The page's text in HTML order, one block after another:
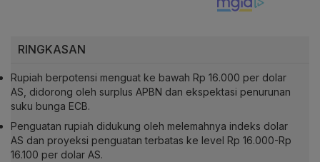
RINGKASAN
Rupiah berpotensi menguat ke bawah Rp 16.000 per dolar
AS, didorong oleh surplus APBN dan ekspektasi penurunan
suku bunga ECB.
Penguatan rupiah didukung oleh melemahnya indeks dolar
AS dan proyeksi penguatan terbatas ke level Rp 16.000-Rp
16.100 per dolar AS.